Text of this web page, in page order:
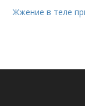
Жжение в теле